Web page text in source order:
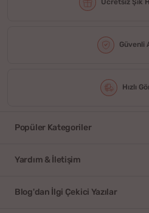
Ücretsiz Şık
Güvenli
Hızlı
Popüler Kategoriler
Yardım & İletişim
Blog'dan İlgi Çekici Yazılar